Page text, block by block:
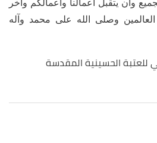
وان يتقبل اعمالنا واعمالكم واخر
وصلى الله على محمد وآله
للعتبة الحسينية المقدسة